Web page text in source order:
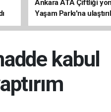
Ankara ATA Çiftliği
Yaşam Parkı'na
kabul